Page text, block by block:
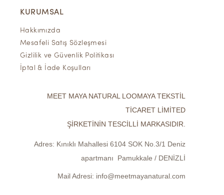
KURUMSAL
Hakkımızda
Mesafeli Satış Sözleşmesi
Gizlilik ve Güvenlik Politikası
İptal & İade Koşulları
MEET MAYA NATURAL LOOMAYA TEKSTİL
TİCARET LİMİTED
ŞİRKETİNİN TESCİLLİ MARKASIDIR.
Adres: Kınıklı Mahallesi 6104 SOK No.3/1 Deniz
apartmanı Pamukkale / DENİZLİ
Mail Adresi: info@meetmayanatural.com